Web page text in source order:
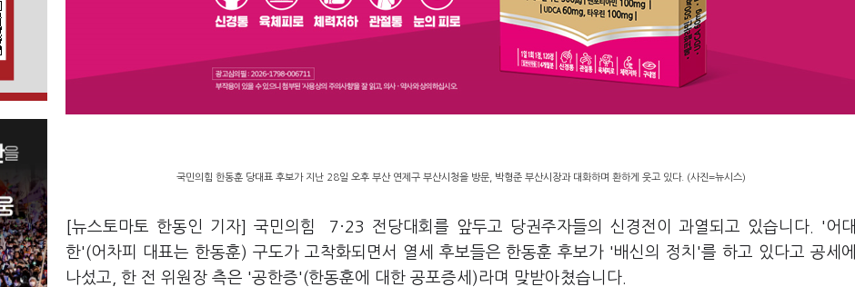
국민의힘 한동훈 당대표 후보가 지난 28일 오후 부산 연제구 부산시청을 방문, 박형준 부산시장과 대화하며 환하게 웃고 있다. (사진=뉴시스)
[뉴스토마토 한동인 기자] 국민의힘 7·23 전당대회를 앞두고 당권주자들의 신경전이 과열되고 있습니다. '어대
한'(어차피 대표는 한동훈) 구도가 고착화되면서 열세 후보들은 한동훈 후보가 '배신의 정치'를 하고 있다고 공세에
나섰고, 한 전 위원장 측은 '공한증'(한동훈에 대한 공포증세)라며 맞받아쳤습니다.